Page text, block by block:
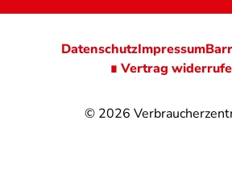
© 2026
DatenschutzImpressum
∎ Vertrag